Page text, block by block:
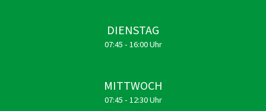
DIENSTAG
07:45 - 16:00 Uhr
MITTWOCH
07:45 - 12:30 Uhr